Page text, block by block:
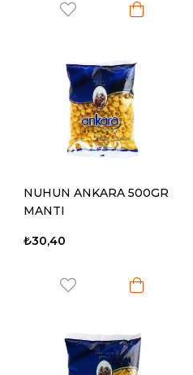
NUHUN ANKARA 500GR
MANTI
₺30,40